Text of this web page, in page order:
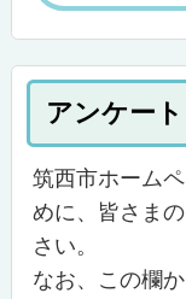
アンケート
筑西市ホーム
めに、皆さま
さい。
なお、この欄